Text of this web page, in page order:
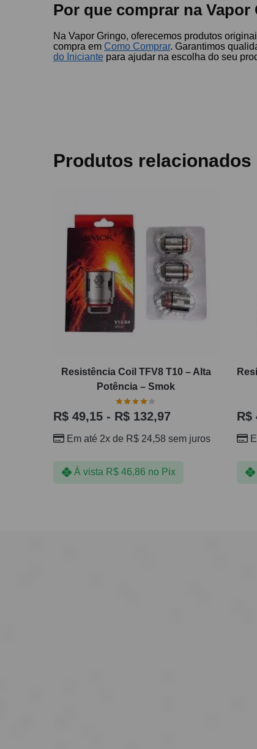
Por que comprar na Vapor
Na Vapor Gringo, oferecemos produtos
compra em Como Comprar. Garantimos
do Iniciante para ajudar na escolha do seu
Produtos relacionados
Resistência Coil TFV8 T10 – Alta
Potência – Smok
R$ 49,15 - R$ 132,97
Em até 2x de R$ 24,58 sem juros
À vista R$46,86 no Pix
R$